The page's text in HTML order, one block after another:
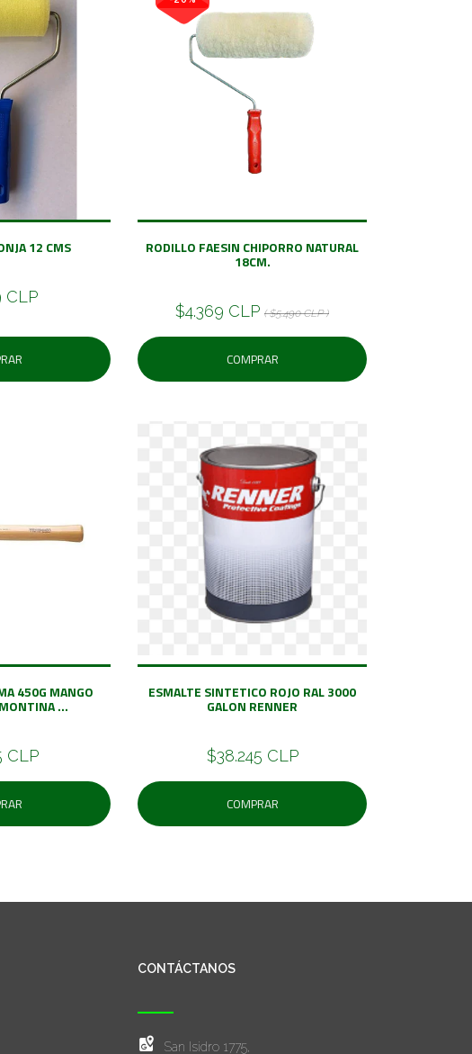
12 CMS
CLP
RODILLO FAESIN CHIPORRO NATURAL
18CM.
$4.369 CLP ( $5.490 CLP )
COMPRAR
450G MANGO
...
CLP
ESMALTE SINTETICO ROJO RAL 3000
GALON RENNER
$38.245 CLP
COMPRAR
CONTÁCTANOS
San Isidro 1775,